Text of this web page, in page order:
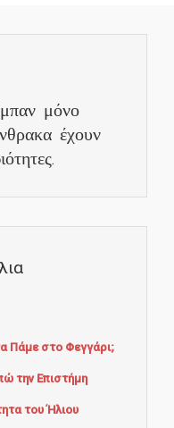
μόνο
έχουν
Πάμε στο Φεγγάρι;
την Επιστήμη
του Ήλιου